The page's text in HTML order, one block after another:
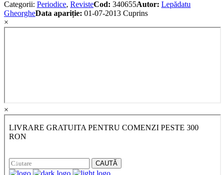
Categorii: Periodice, RevisteCod: 340655Autor: Lepădatu
GheorgheData apariție: 01-07-2013 Cuprins
×
×